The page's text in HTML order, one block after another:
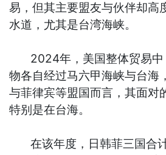
易，但其主要盟友与伙伴却高
水道，尤其是台湾海峡。
2024年，美国整体贸易中
物各自经过马六甲海峡与台海
与菲律宾等盟国而言，其面对
特别是在台海。
在该年度，日韩菲三国合